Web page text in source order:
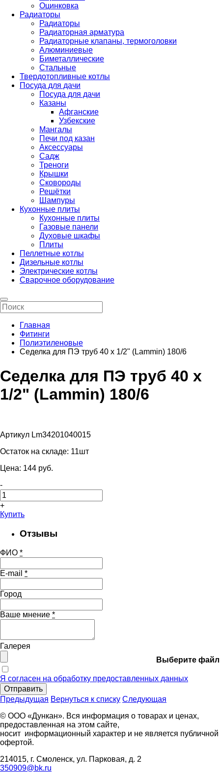
Оцинковка
Радиаторы
Радиаторы
Радиаторная арматура
Радиаторные клапаны, термоголовки
Алюминиевые
Биметаллические
Стальные
Твердотопливные котлы
Посуда для дачи
Посуда для дачи
Казаны
Афганские
Узбекские
Мангалы
Печи под казан
Аксессуары
Садж
Треноги
Крышки
Сковороды
Решётки
Шампуры
Кухонные плиты
Кухонные плиты
Газовые панели
Духовые шкафы
Плиты
Пеллетные котлы
Дизельные котлы
Электрические котлы
Сварочное оборудование
Главная
Фитинги
Полиэтиленовые
Седелка для ПЭ труб 40 x 1/2" (Lammin) 180/6
Седелка для ПЭ труб 40 x
1/2" (Lammin) 180/6
Артикул Lm34201040015
Остаток на складе: 11шт
Цена: 144 pуб.
-
+
Купить
Отзывы
ФИО *
E-mail *
Город
Ваше мнение *
Галерея
Выберите файл
Я согласен на обработку предоставленных данных
Отправить
Предыдущая Вернуться к списку Следующая
© ООО «Дункан». Вся информация о товарах и ценах,
предоставленная на этом сайте,
носит информационный характер и не является публичной
офертой.
214015, г. Смоленск, ул. Парковая, д. 2
350909@bk.ru